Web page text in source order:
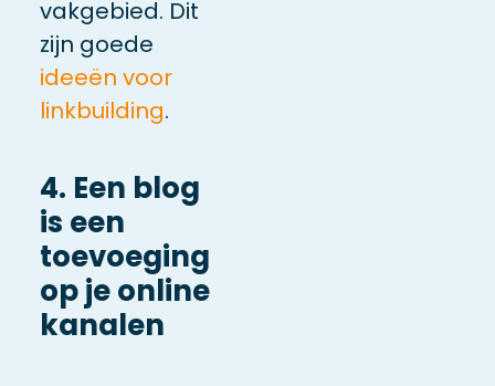
vakgebied. Dit
zijn goede
ideeën voor
linkbuilding.
4. Een blog
is een
toevoeging
op je online
kanalen